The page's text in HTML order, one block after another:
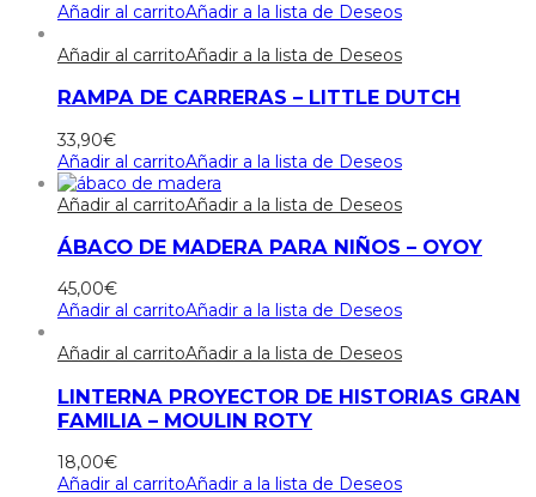
Añadir al carritoAñadir a la lista de Deseos
Añadir al carritoAñadir a la lista de Deseos
RAMPA DE CARRERAS – LITTLE DUTCH
33,90€
Añadir al carritoAñadir a la lista de Deseos
Añadir al carritoAñadir a la lista de Deseos
ÁBACO DE MADERA PARA NIÑOS – OYOY
45,00€
Añadir al carritoAñadir a la lista de Deseos
Añadir al carritoAñadir a la lista de Deseos
LINTERNA PROYECTOR DE HISTORIAS GRAN
FAMILIA – MOULIN ROTY
18,00€
Añadir al carritoAñadir a la lista de Deseos